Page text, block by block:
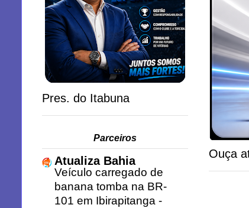
Ouça
Pres. do Itabuna
Parceiros
Atualiza Bahia
Veículo carregado de
banana tomba na BR-
101 em Ibirapitanga -